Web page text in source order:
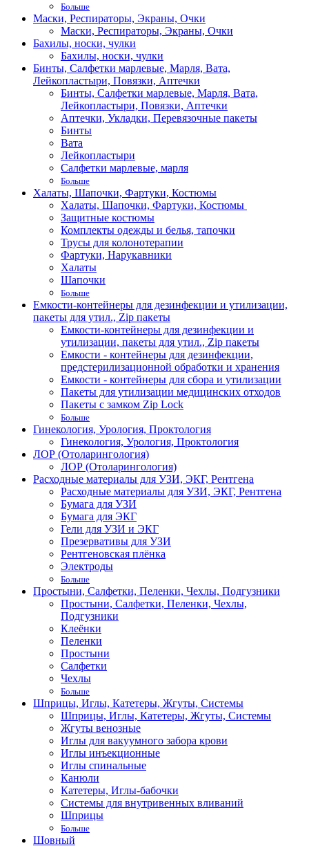
Больше
Маски, Респираторы, Экраны, Очки
Маски, Респираторы, Экраны, Очки
Бахилы, носки, чулки
Бахилы, носки, чулки
Бинты, Салфетки марлевые, Марля, Вата,
Лейкопластыри, Повязки, Аптечки
Бинты, Салфетки марлевые, Марля, Вата,
Лейкопластыри, Повязки, Аптечки
Аптечки, Укладки, Перевязочные пакеты
Бинты
Вата
Лейкопластыри
Салфетки марлевые, марля
Больше
Халаты, Шапочки, Фартуки, Костюмы
Халаты, Шапочки, Фартуки, Костюмы
Защитные костюмы
Комплекты одежды и белья, тапочки
Трусы для колонотерапии
Фартуки, Нарукавники
Халаты
Шапочки
Больше
Емкости-контейнеры для дезинфекции и утилизации,
пакеты для утил., Zip пакеты
Емкости-контейнеры для дезинфекции и
утилизации, пакеты для утил., Zip пакеты
Емкости - контейнеры для дезинфекции,
предстерилизационной обработки и хранения
Емкости - контейнеры для сбора и утилизации
Пакеты для утилизации медицинских отходов
Пакеты с замком Zip Lock
Больше
Гинекология, Урология, Проктология
Гинекология, Урология, Проктология
ЛОР (Отоларингология)
ЛОР (Отоларингология)
Расходные материалы для УЗИ, ЭКГ, Рентгена
Расходные материалы для УЗИ, ЭКГ, Рентгена
Бумага для УЗИ
Бумага для ЭКГ
Гели для УЗИ и ЭКГ
Презервативы для УЗИ
Рентгеновская плёнка
Электроды
Больше
Простыни, Салфетки, Пеленки, Чехлы, Подгузники
Простыни, Салфетки, Пеленки, Чехлы,
Подгузники
Клеёнки
Пеленки
Простыни
Салфетки
Чехлы
Больше
Шприцы, Иглы, Катетеры, Жгуты, Системы
Шприцы, Иглы, Катетеры, Жгуты, Системы
Жгуты венозные
Иглы для вакуумного забора крови
Иглы инъекционные
Иглы спинальные
Канюли
Катетеры, Иглы-бабочки
Системы для внутривенных вливаний
Шприцы
Больше
Шовный